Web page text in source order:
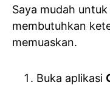
Saya mudah
membutuhkan
memuaskan.
Buka aplikasi